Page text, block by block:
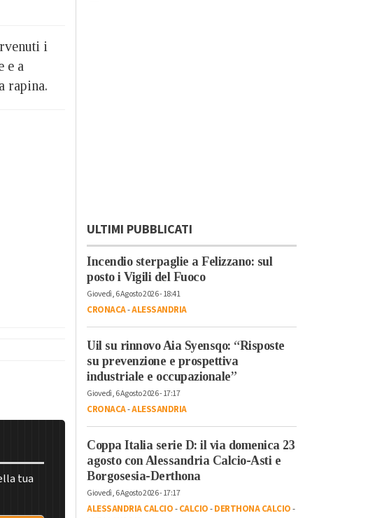
i
e a
rapina.
tua
ULTIMI PUBBLICATI
Incendio sterpaglie a Felizzano: sul
posto i Vigili del Fuoco
Giovedì, 6 Agosto 2026 - 18:41
CRONACA-ALESSANDRIA
Uil su rinnovo Aia Syensqo: “Risposte
su prevenzione e prospettiva
industriale e occupazionale”
Giovedì, 6 Agosto 2026 - 17:17
CRONACA-ALESSANDRIA
Coppa Italia serie D: il via domenica 23
agosto con Alessandria Calcio-Asti e
Borgosesia-Derthona
Giovedì, 6 Agosto 2026 - 17:17
ALESSANDRIA CALCIO-CALCIO-DERTHONA CALCIO-